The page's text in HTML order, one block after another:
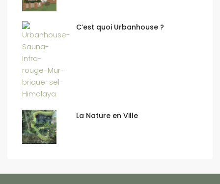
C’est quoi Urbanhouse ?
La Nature en Ville